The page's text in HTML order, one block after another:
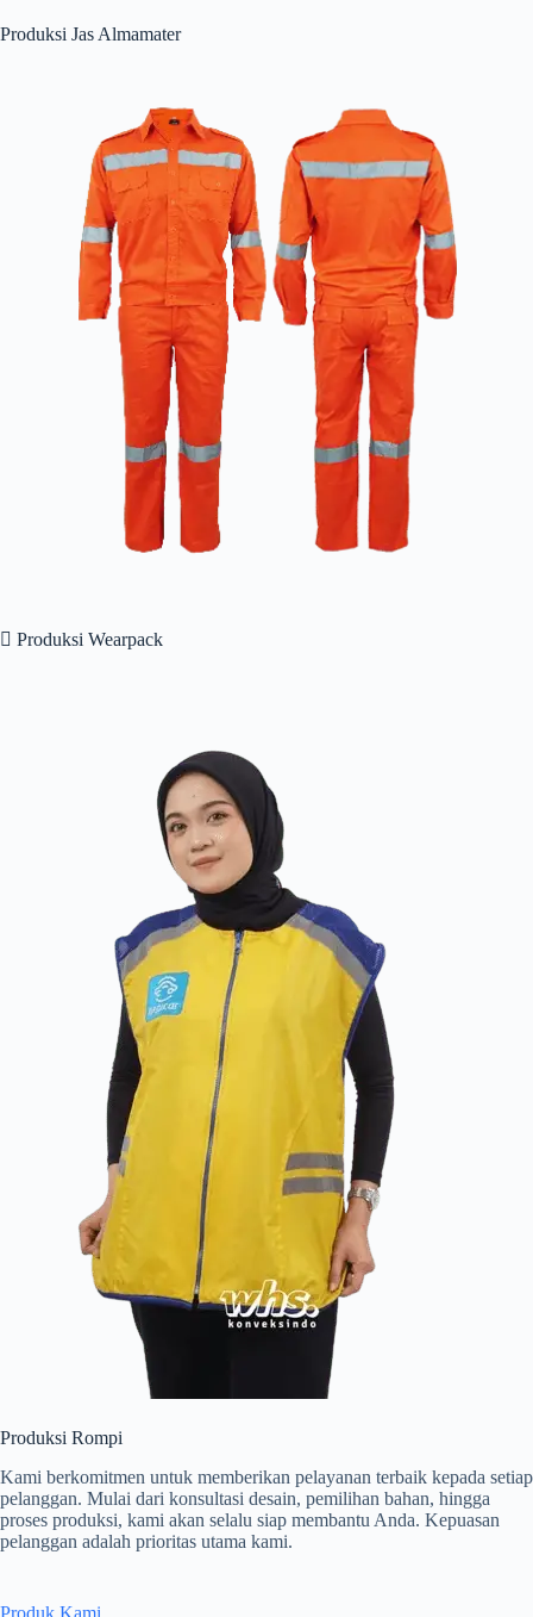
Produksi Jas Almamater
 Produksi Wearpack
Produksi Rompi
Kami berkomitmen untuk memberikan pelayanan terbaik kepada setiap
pelanggan. Mulai dari konsultasi desain, pemilihan bahan, hingga
proses produksi, kami akan selalu siap membantu Anda. Kepuasan
pelanggan adalah prioritas utama kami.
Produk Kami